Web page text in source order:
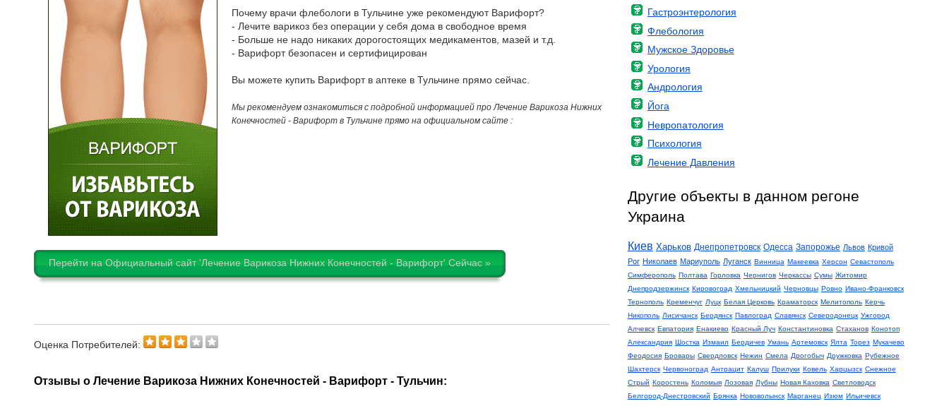
Почему врачи флебологи в Тульчине уже рекомендуют Варифорт?
- Лечите варикоз без операции у себя дома в свободное время
- Больше не надо никаких дорогостоящих медикаментов, мазей и т.д.
- Варифорт безопасен и сертифицирован
Вы можете купить Варифорт в аптеке в Тульчине прямо сейчас.
Мы рекомендуем ознакомиться с подробной информацией про Лечение Варикоза Нижних
Конечностей - Варифорт в Тульчине прямо на официальном сайте :
Перейти на Официальный сайт 'Лечение Варикоза Нижних Конечностей - Варифорт' Сейчас »
Оценка Потребителей:
Отзывы о Лечение Варикоза Нижних Конечностей - Варифорт - Тульчин:
Гастроэнтерология
Флебология
Мужское Здоровье
Урология
Андрология
Йога
Невропатология
Психология
Лечение Давления
Другие объекты в данном регоне
Украина
Киев Харьков Днепропетровск Одесса Запорожье Львов Кривой
Рог Николаев Мариуполь Луганск Винница Макеевка Херсон Севастополь
Симферополь Полтава Горловка Чернигов Черкассы Сумы Житомир
Днепродзержинск Кировоград Хмельницкий Черновцы Ровно Ивано-Франковск
Тернополь Кременчуг Луцк Белая Церковь Краматорск Мелитополь Керчь
Никополь Лисичанск Бердянск Павлоград Славянск Северодонецк Ужгород
Алчевск Евпатория Енакиево Красный Луч Константиновка Стаханов Конотоп
Александрия Шостка Измаил Бердичев Умань Артемовск Ялта Торез Мукачево
Феодосия Бровары Свердловск Нежин Смела Дрогобыч Дружковка Рубежное
Шахтерск Червоноград Антрацит Калуш Прилуки Ковель Харцызск Снежное
Стрый Коростень Коломыя Лозовая Лубны Новая Каховка Светловодск
Белгород-Днестровский Брянка Нововолынск Марганец Изюм Ильичевск